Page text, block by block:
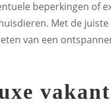
beperkingen of
Met de
van een